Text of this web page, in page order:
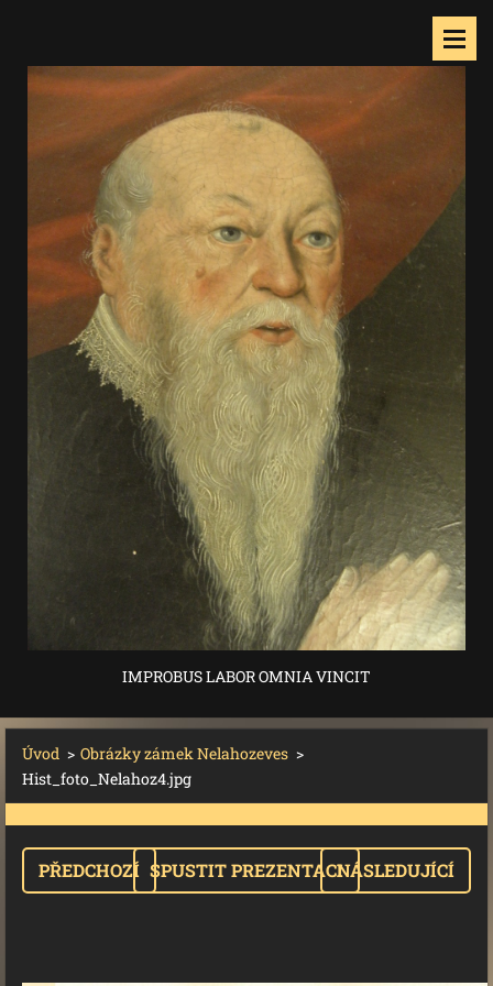
IMPROBUS LABOR OMNIA VINCIT
Úvod > Obrázky zámek Nelahozeves >
Hist_foto_Nelahoz4.jpg
PŘEDCHOZÍ SPUSTIT PREZENTACINÁSLEDUJÍCÍ